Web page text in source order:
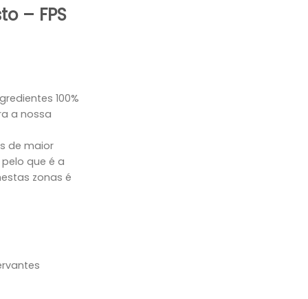
– FPS
100%
a nossa
de maior
que é a
zonas é